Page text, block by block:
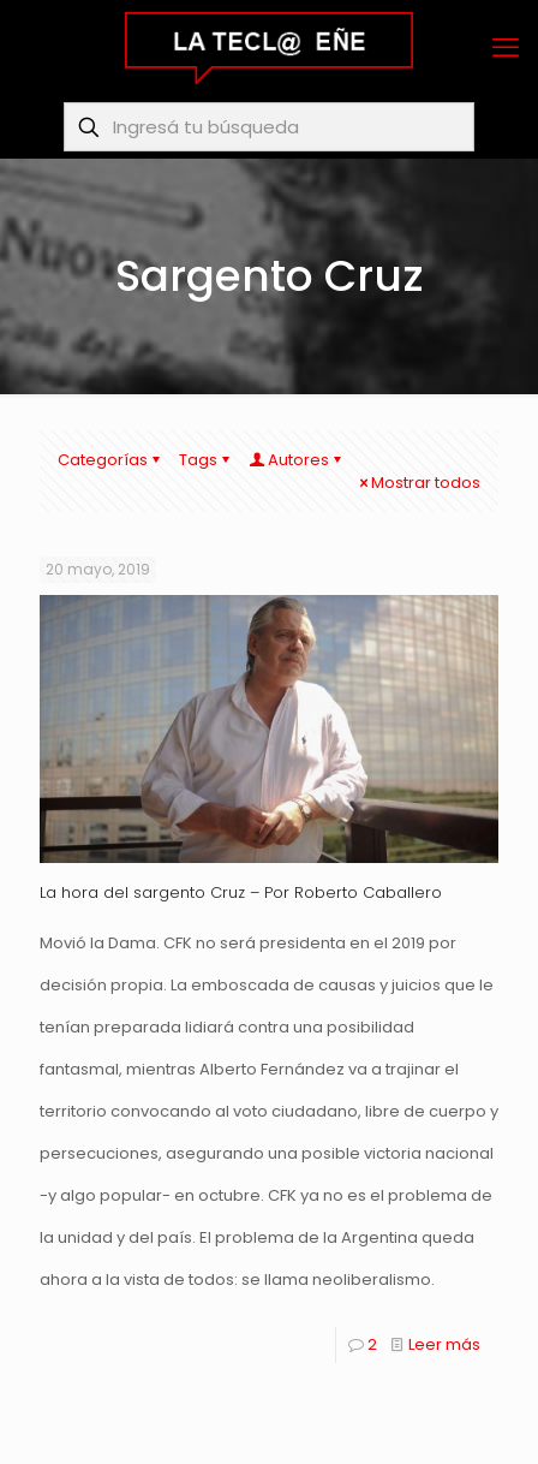
Sargento Cruz
Categorías Tags
Autores
Mostrar todos
20 mayo, 2019
La hora del sargento Cruz – Por Roberto Caballero
Movió la Dama. CFK no será presidenta en el 2019 por
decisión propia. La emboscada de causas y juicios que le
tenían preparada lidiará contra una posibilidad
fantasmal, mientras Alberto Fernández va a trajinar el
territorio convocando al voto ciudadano, libre de cuerpo y
persecuciones, asegurando una posible victoria nacional
-y algo popular- en octubre. CFK ya no es el problema de
la unidad y del país. El problema de la Argentina queda
ahora a la vista de todos: se llama neoliberalismo.
2 Leer más